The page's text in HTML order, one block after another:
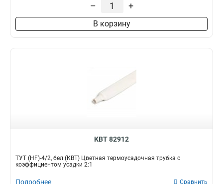
– +
В корзину
КВТ 82912
ТУТ (HF)-4/2, бел (КВТ) Цветная термоусадочная трубка с
коэффициентом усадки 2:1
Подробнее Сравнить